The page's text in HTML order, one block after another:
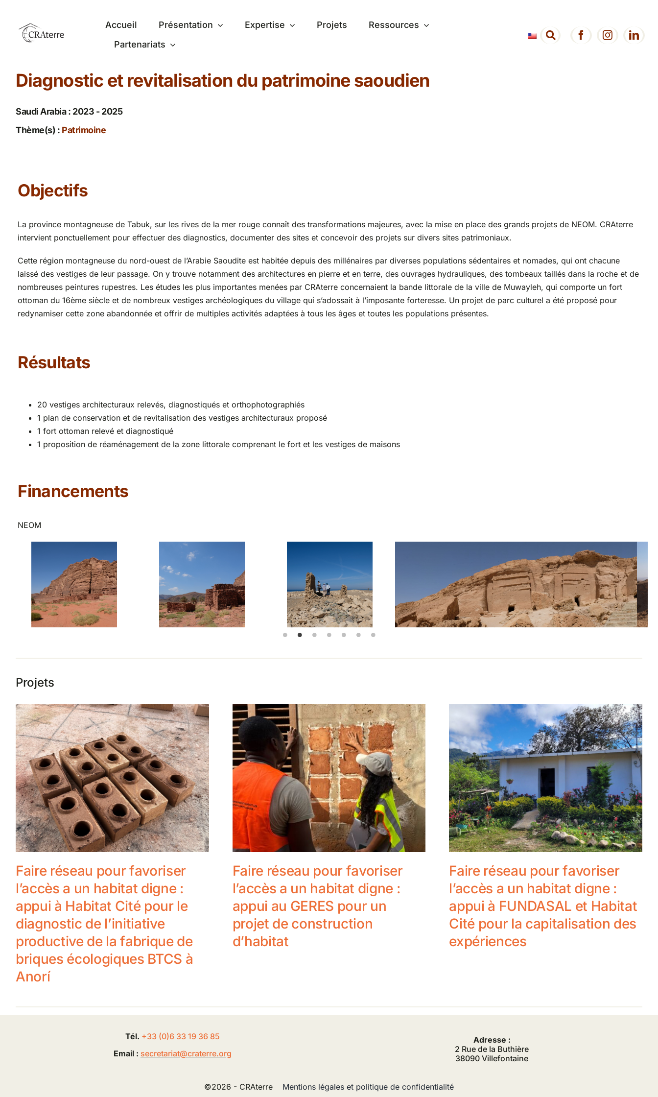
contenu
Accueil Présentation Expertise Projets
Ressources
Partenariats
Diagnostic et revitalisation du patrimoine saoudien
Saudi Arabia : 2023 - 2025
Thème(s) : Patrimoine
Objectifs
La province montagneuse de Tabuk, sur les rives de la mer rouge connaît des transformations majeures, avec la mise en place des grands projets de NEOM. CRAterre
intervient ponctuellement pour effectuer des diagnostics, documenter des sites et concevoir des projets sur divers sites patrimoniaux.
Cette région montagneuse du nord-ouest de l’Arabie Saoudite est habitée depuis des millénaires par diverses populations sédentaires et nomades, qui ont chacune
laissé des vestiges de leur passage. On y trouve notamment des architectures en pierre et en terre, des ouvrages hydrauliques, des tombeaux taillés dans la roche et de
nombreuses peintures rupestres. Les études les plus importantes menées par CRAterre concernaient la bande littorale de la ville de Muwayleh, qui comporte un fort
ottoman du 16ème siècle et de nombreux vestiges archéologiques du village qui s’adossait à l’imposante forteresse. Un projet de parc culturel a été proposé pour
redynamiser cette zone abandonnée et offrir de multiples activités adaptées à tous les âges et toutes les populations présentes.
Résultats
20 vestiges architecturaux relevés, diagnostiqués et orthophotographiés
1 plan de conservation et de revitalisation des vestiges architecturaux proposé
1 fort ottoman relevé et diagnostiqué
1 proposition de réaménagement de la zone littorale comprenant le fort et les vestiges de maisons
Financements
NEOM
Projets
Faire réseau pour favoriser
l’accès a un habitat digne :
appui à Habitat Cité pour le
diagnostic de l’initiative
productive de la fabrique de
briques écologiques BTCS à
Anorí
Faire réseau pour favoriser
l’accès a un habitat digne :
appui au GERES pour un
projet de construction
d’habitat
Faire réseau pour favoriser
l’accès a un habitat digne :
appui à FUNDASAL et Habitat
Cité pour la capitalisation des
expériences
Tél. +33 (0)6 33 19 36 85
Email : secretariat@craterre.org
Adresse :
2 Rue de la Buthière
38090 Villefontaine
©2026 - CRAterre Mentions légales et politique de confidentialité